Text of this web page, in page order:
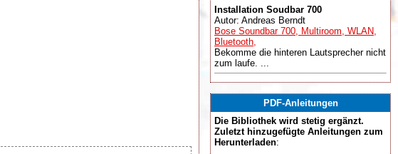
Installation Soudbar 700
Autor: Andreas Berndt
Bose Soundbar 700, Multiroom, WLAN,
Bluetooth,
Bekomme die hinteren Lautsprecher nicht
zum laufe. ...
PDF-Anleitungen
Die Bibliothek wird stetig ergänzt.
Zuletzt hinzugefügte Anleitungen zum
Herunterladen: